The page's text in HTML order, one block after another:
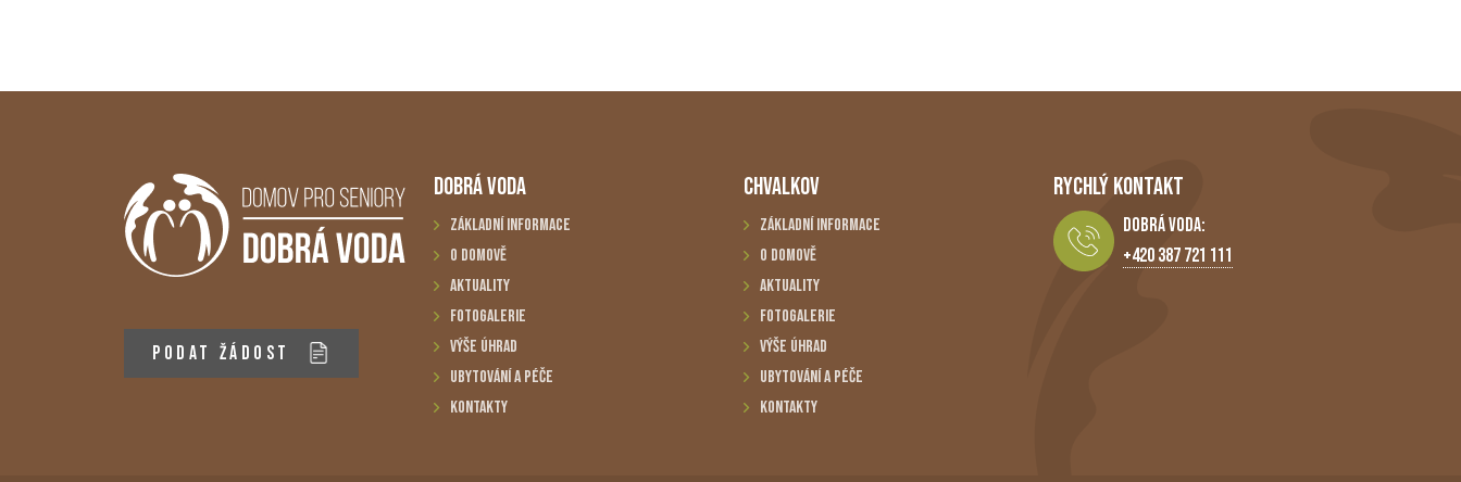
PODAT ŽÁDOST
DOBRÁ VODA
Základní informace
O domově
Aktuality
Fotogalerie
Výše úhrad
Ubytování a péče
Kontakty
CHVALKOV
Základní informace
O domově
Aktuality
Fotogalerie
Výše úhrad
Ubytování a péče
Kontakty
RYCHLÝ KONTAKT
Dobrá Voda:
+420 387 721 111